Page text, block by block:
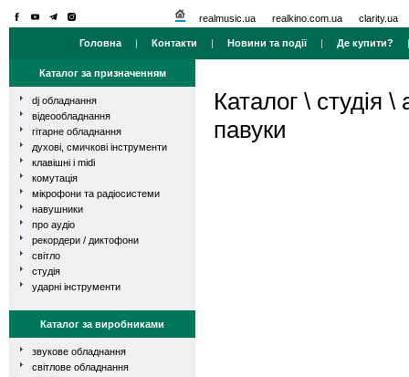
realmusic.ua realkino.com.ua clarity.ua
Головна | Контакти | Новини та події| Де купити?
Каталог за призначенням
dj обладнання
відеообладнання
гітарне обладнання
духові, смичкові інструменти
клавішні і midi
комутація
мікрофони та радіосистеми
навушники
про аудіо
рекордери / диктофони
світло
студія
ударні інструменти
Каталог за виробниками
звукове обладнання
світлове обладнання
Каталог \ студія \
павуки